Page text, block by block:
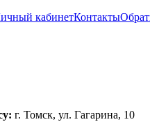
кабинетКонтакты
г. Томск, ул. Гагарина, 10